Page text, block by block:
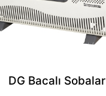
DG Bacalı Sobalar